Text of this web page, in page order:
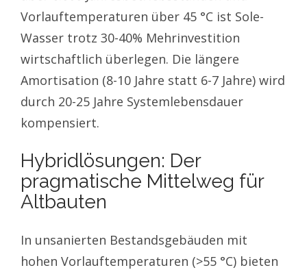
Vorlauftemperaturen über 45 °C ist Sole-
Wasser trotz 30-40% Mehrinvestition
wirtschaftlich überlegen. Die längere
Amortisation (8-10 Jahre statt 6-7 Jahre) wird
durch 20-25 Jahre Systemlebensdauer
kompensiert.
Hybridlösungen: Der
pragmatische Mittelweg für
Altbauten
In unsanierten Bestandsgebäuden mit
hohen Vorlauftemperaturen (>55 °C) bieten